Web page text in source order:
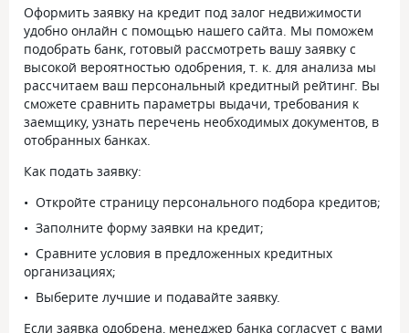
Оформить заявку на кредит под залог недвижимости
удобно онлайн с помощью нашего сайта. Мы поможем
подобрать банк, готовый рассмотреть вашу заявку с
высокой вероятностью одобрения, т. к. для анализа мы
рассчитаем ваш персональный кредитный рейтинг. Вы
сможете сравнить параметры выдачи, требования к
заемщику, узнать перечень необходимых документов, в
отобранных банках.
Как подать заявку:
Откройте страницу персонального подбора кредитов;
Заполните форму заявки на кредит;
Сравните условия в предложенных кредитных
организациях;
Выберите лучшие и подавайте заявку.
Если заявка одобрена, менеджер банка согласует с вами